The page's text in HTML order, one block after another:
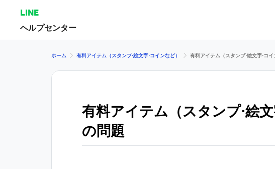
LINE
ヘルプセンター
ホーム 有料アイテム（スタンプ⋅絵文字⋅コインなど） 有料アイテム（スタンプ⋅絵文字⋅コ
有料アイテム（スタンプ⋅絵文
の問題